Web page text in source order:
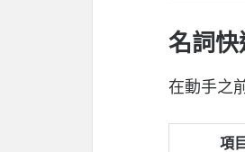
名詞
在動手之
項